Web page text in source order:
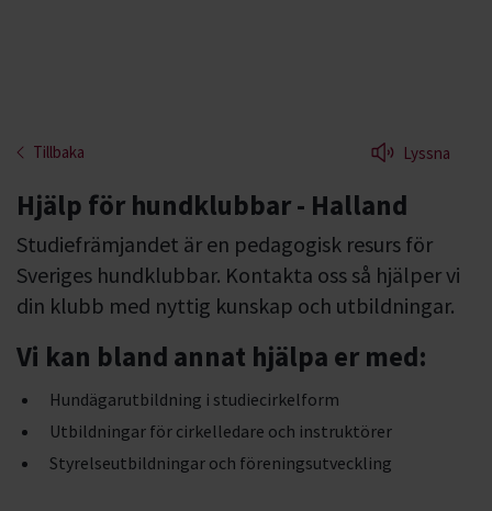
Tillbaka Lyssna
Hjälp för hundklubbar - Halland
Studiefrämjandet är en pedagogisk resurs för
Sveriges hundklubbar. Kontakta oss så hjälper vi
din klubb med nyttig kunskap och utbildningar.
Vi kan bland annat hjälpa er med:
Hundägarutbildning i studiecirkelform
Utbildningar för cirkelledare och instruktörer
Styrelseutbildningar och föreningsutveckling